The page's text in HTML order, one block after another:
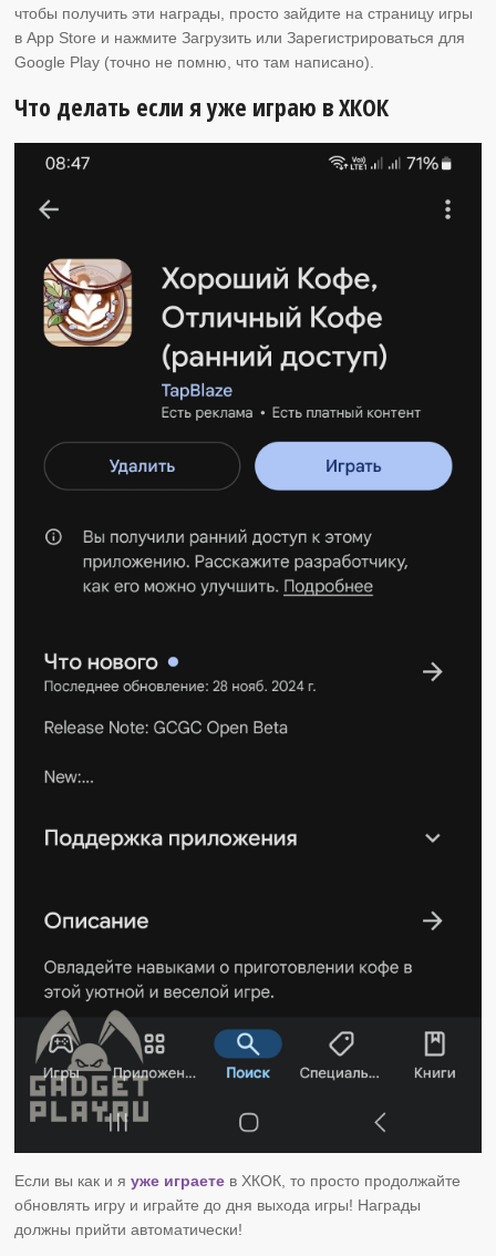
чтобы получить эти награды, просто зайдите на страницу игры
в App Store и нажмите Загрузить или Зарегистрироваться для
Google Play (точно не помню, что там написано).
Что делать если я уже играю в ХКОК
Если вы как и яуже играете в ХКОК, то просто продолжайте
обновлять игру и играйте до дня выхода игры! Награды
должны прийти автоматически!